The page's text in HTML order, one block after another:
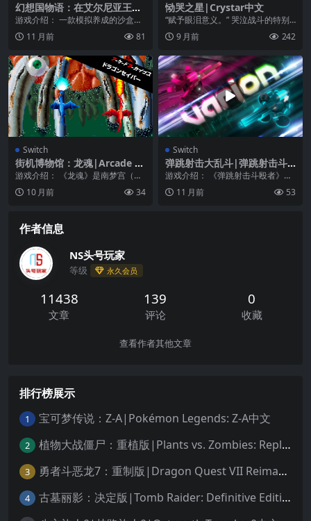
幻想国物语：在艾尔尼亚王国
的日子|WorldNeverland: El
游戏介绍： 一款模拟养成的沙盒类
游戏，让玩家在一个精心制作的沙
箱王国享受自由的生...
11 月前 81
恸哭之星|Crystar中文
“赋予眼泪意义。” 哭泣战斗的特别
动作 RPG，CRYSTAR -恸哭之星-
以...9 月前 242
Switch
街机博物馆：龙魂|Arcade Ar
chives: Dragon Saber
游戏介绍： 《龙魂》是南梦宫（现
万代南梦宫）于1990年发行的一款
射击游戏。如果...
10 月前 34
Switch
弹跳射击大乱斗|弹跳射击斗
殴者|Varion中文
游戏介绍： 《弹跳射击斗殴者》在
这个只有弹跳射击才是致命的未来
格斗游戏中，以光速...
11 月前 53
作者信息
NS头号玩家
等级 永久会员
11438
文章
139
评论
0
收藏
查看作者其他文章
排行榜展示
1 宝可梦传说：Z-A|Pokémon Legends: Z-A中文
2 植物大战僵尸：重植版|Plants vs. Zombies: Replanted中文
3 勇者斗恶龙7：重制版|Dragon Quest VII Reimagined中文
4 古墓丽影：决定版|Tomb Raider: Definitive Edition中文